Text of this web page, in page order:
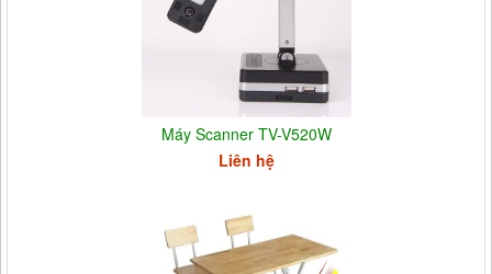
Máy Scanner TV-V520W
Liên hệ